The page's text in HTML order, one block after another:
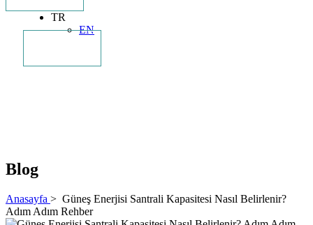
TR
EN
Blog
Anasayfa > Güneş Enerjisi Santrali Kapasitesi Nasıl Belirlenir?
Adım Adım Rehber